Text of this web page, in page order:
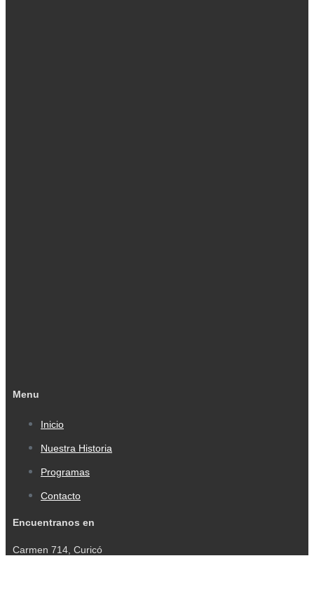
Menu
Inicio
Nuestra Historia
Programas
Contacto
Encuentranos en
Carmen 714, Curicó